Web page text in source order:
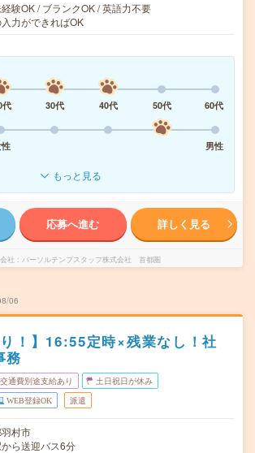
験OK / ブランクOK / 英語力不要
力ができればOK
代
30代 40代 50代
60代
男性
もっと見る
応募へ進む 詳しく見る
社 パーソルテンプスタッフ株式会社 首都圏
06
り！】16:55定時×残業なし！社
務
交通費別途支給あり 土日祝日が休み
WEB登録OK 派遣
村市
ら送迎バス6分